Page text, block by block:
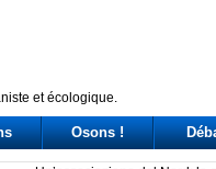
et écologique.
Osons !